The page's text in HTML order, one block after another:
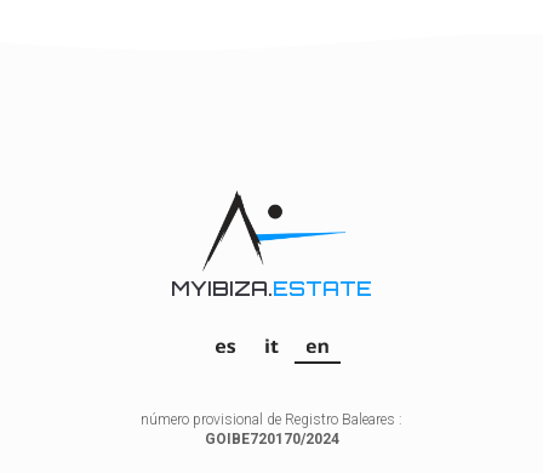
MYIBIZA.ESTATE
número provisional de Registro Baleares :
GOIBE720170/2024